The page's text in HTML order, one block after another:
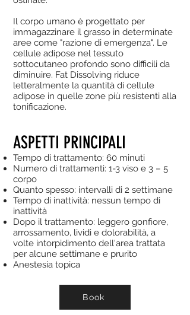
Il corpo umano è progettato per
immagazzinare il grasso in determinate
aree come "razione di emergenza". Le
cellule adipose nel tessuto
sottocutaneo profondo sono difficili da
diminuire. Fat Dissolving riduce
letteralmente la quantità di cellule
adipose in quelle zone più resistenti alla
tonificazione.
ASPETTI PRINCIPALI
Tempo di trattamento: 60 minuti
Numero di trattamenti: 1-3 viso e 3 – 5
corpo
Quanto spesso: intervalli di 2 settimane
Tempo di inattività: nessun tempo di
inattività
Dopo il trattamento: leggero gonfiore,
arrossamento, lividi e dolorabilità, a
volte intorpidimento dell'area trattata
per alcune settimane e prurito
Anestesia topica
Book